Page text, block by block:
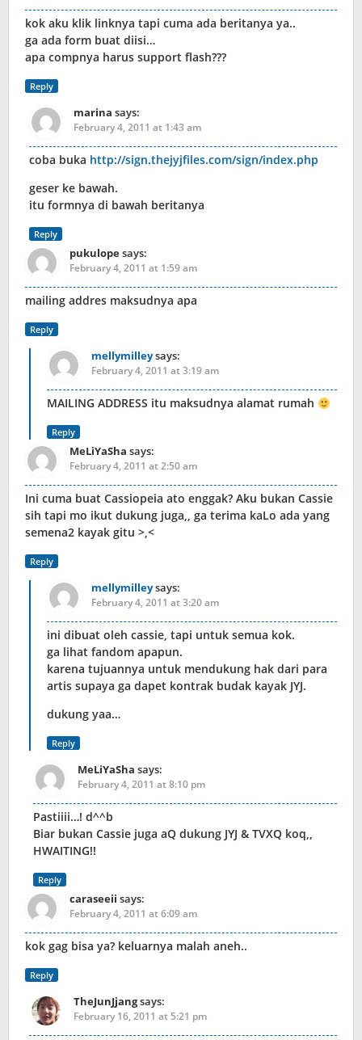
kok aku klik linknya tapi cuma ada beritanya ya..
ga ada form buat diisi…
apa compnya harus support flash???
Reply
marina says:
February 4, 2011 at 1:43 am
coba buka http://sign.thejyjfiles.com/sign/index.php
geser ke bawah.
itu formnya di bawah beritanya
Reply
pukulopesays:
February 4, 2011 at 1:59 am
mailing addres maksudnya apa
Reply
mellymilleysays:
February 4, 2011 at 3:19 am
MAILING ADDRESS itu maksudnya alamat rumah
Reply
MeLiYaSha says:
February 4, 2011 at 2:50 am
Ini cuma buat Cassiopeia ato enggak? Aku bukan Cassie
sih tapi mo ikut dukung juga,, ga terima kaLo ada yang
semena2 kayak gitu >,<
Reply
mellymilleysays:
February 4, 2011 at 3:20 am
ini dibuat oleh cassie, tapi untuk semua kok.
ga lihat fandom apapun.
karena tujuannya untuk mendukung hak dari para
artis supaya ga dapet kontrak budak kayak JYJ.
dukung yaa…
Reply
MeLiYaSha says:
February 4, 2011 at 8:10 pm
Pastiiii…! d^^b
Biar bukan Cassie juga aQ dukung JYJ & TVXQ koq,,
HWAITING!!
Reply
caraseeii says:
February 4, 2011 at 6:09 am
kok gag bisa ya? keluarnya malah aneh..
Reply
TheJunJjangsays:
February 16, 2011 at 5:21 pm